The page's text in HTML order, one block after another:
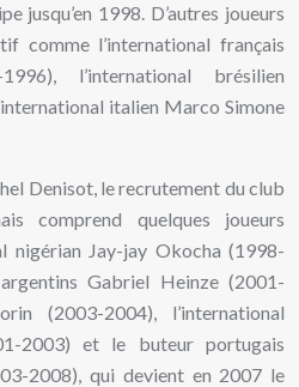
jusqu’en 1998. D’autres joueurs
comme l’international français
l’international brésilien
italien Marco Simone
Denisot, le recrutement du club
comprend quelques joueurs
nigérian Jay-jay Okocha (1998-
Gabriel Heinze (2001-
(2003-2004), l’international
2003) et le buteur portugais
2008), qui devient en 2007 le